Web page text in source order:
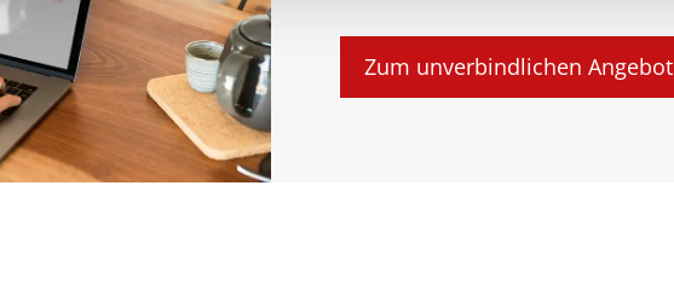
Zum unverbindlichen Angebot